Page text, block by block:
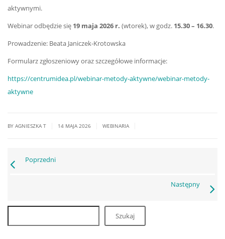
aktywnymi.
Webinar odbędzie się 19 maja 2026 r. (wtorek), w godz. 15.30 – 16.30.
Prowadzenie: Beata Janiczek-Krotowska
Formularz zgłoszeniowy oraz szczegółowe informacje:
https://centrumidea.pl/webinar-metody-aktywne/webinar-metody-
aktywne
BY AGNIESZKA T 14 MAJA 2026 WEBINARIA
Poprzedni
Następny
Szukaj